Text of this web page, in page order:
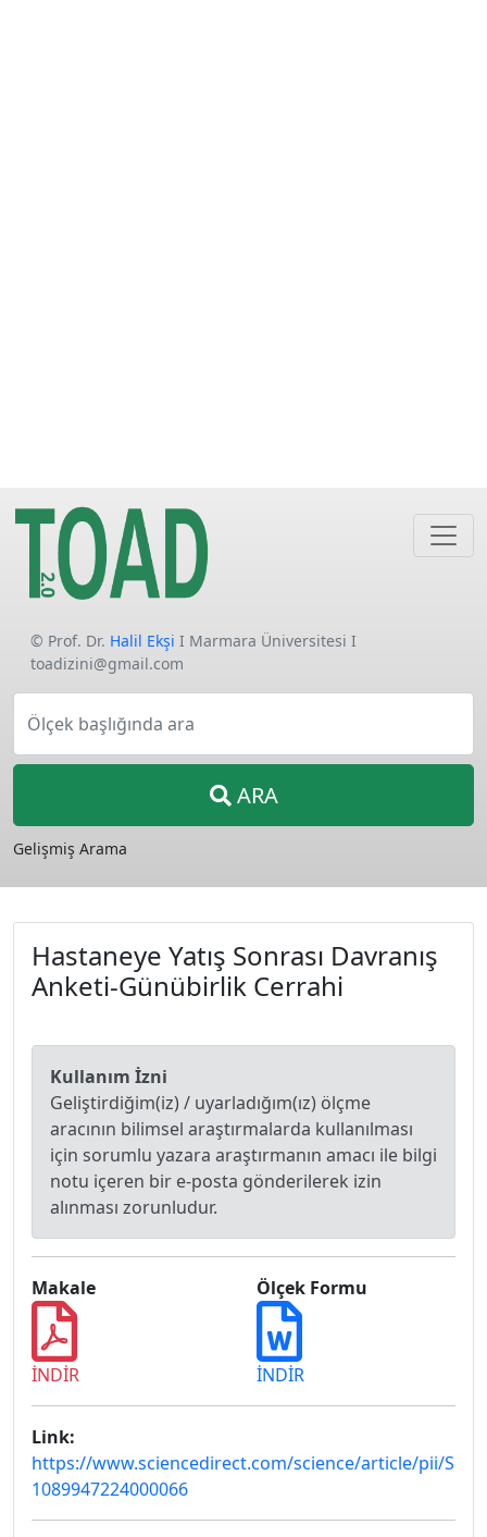
© Prof. Dr. Halil Ekşi I Marmara Üniversitesi I
toadizini@gmail.com
Ölçek başlığında ara
ARA
Gelişmiş Arama
Hastaneye Yatış Sonrası Davranış
Anketi-Günübirlik Cerrahi
Kullanım İzni
Geliştirdiğim(iz) / uyarladığım(ız) ölçme
aracının bilimsel araştırmalarda kullanılması
için sorumlu yazara araştırmanın amacı ile bilgi
notu içeren bir e-posta gönderilerek izin
alınması zorunludur.
Makale
İNDİR
Ölçek Formu
İNDİR
Link:
https://www.sciencedirect.com/science/article/pii/S
1089947224000066